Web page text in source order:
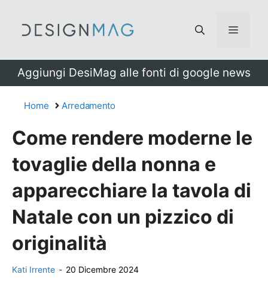
Menu
Aggiungi DesiMag alle fonti di google news
Home Arredamento
Come rendere moderne le
tovaglie della nonna e
apparecchiare la tavola di
Natale con un pizzico di
originalità
Kati Irrente - 20 Dicembre 2024